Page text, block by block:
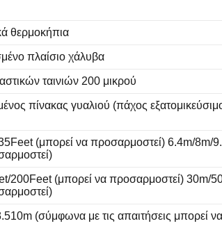
θερμοκήπια
πλαίσιο χάλυβα
ταινιών 200 μικρού
πίνακας γυαλιού (πάχος
(μπορεί να προσαρμοστεί) 6.4m/8m/
200Feet (μπορεί να προσαρμοστεί) 30m/
(σύμφωνα με τις απαιτήσεις μπορεί να